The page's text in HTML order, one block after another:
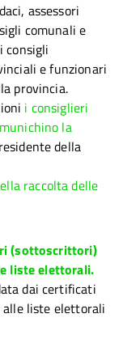
assessori
comunali e
consigli
e funzionari
provincia.
i consiglieri
la
della
raccolta delle
(sottoscrittori)
liste elettorali.
dai certificati
liste elettorali